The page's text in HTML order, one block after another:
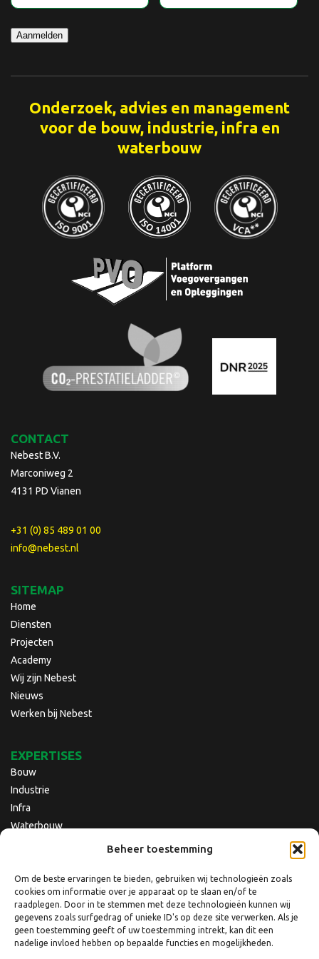
Beheer toestemming
Om de beste ervaringen te bieden, gebruiken wij technologieën zoals
cookies om informatie over je apparaat op te slaan en/of te
raadplegen. Door in te stemmen met deze technologieën kunnen wij
gegevens zoals surfgedrag of unieke ID's op deze site verwerken. Als je
geen toestemming geeft of uw toestemming intrekt, kan dit een
nadelige invloed hebben op bepaalde functies en mogelijkheden.
Aanmelden
Onderzoek, advies en management
voor de bouw, industrie, infra en
waterbouw
CONTACT
Nebest B.V.
Marconiweg 2
4131 PD Vianen
+31 (0) 85 489 01 00
info@nebest.nl
SITEMAP
Home
Diensten
Projecten
Academy
Wij zijn Nebest
Nieuws
Werken bij Nebest
EXPERTISES
Bouw
Industrie
Infra
Waterbouw